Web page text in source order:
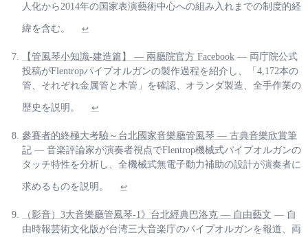
人化から2014年の国家表演藝術中心への組み入れまでの制度的経
緯を含む。 ↩
【管風琴小知識-建造篇】 — 兩廳院官方 Facebook — 両庁院公式
投稿がFlentropパイプオルガンの製作過程を紹介し、「4,172本の
管、それぞれ金属管と木管」を確認、オランダ製造、全手作業の
歴史を説明。 ↩
參賽者的終極大考驗～台北國家音樂廳管風琴 — 古典音樂欣賞筆
記 — 音楽評論家が演奏者視点でFlentrop機械式パイプオルガンの
タッチ特性を分析し、全機械式無電子動力補助の設計が演奏者に
求めるものを説明。 ↩
（影音）3大音樂廳管風琴-1》台北經典巴洛克 — 自由藝文 — 自
由時報芸術文化版が台湾三大音楽庁のパイプオルガンを報道、両